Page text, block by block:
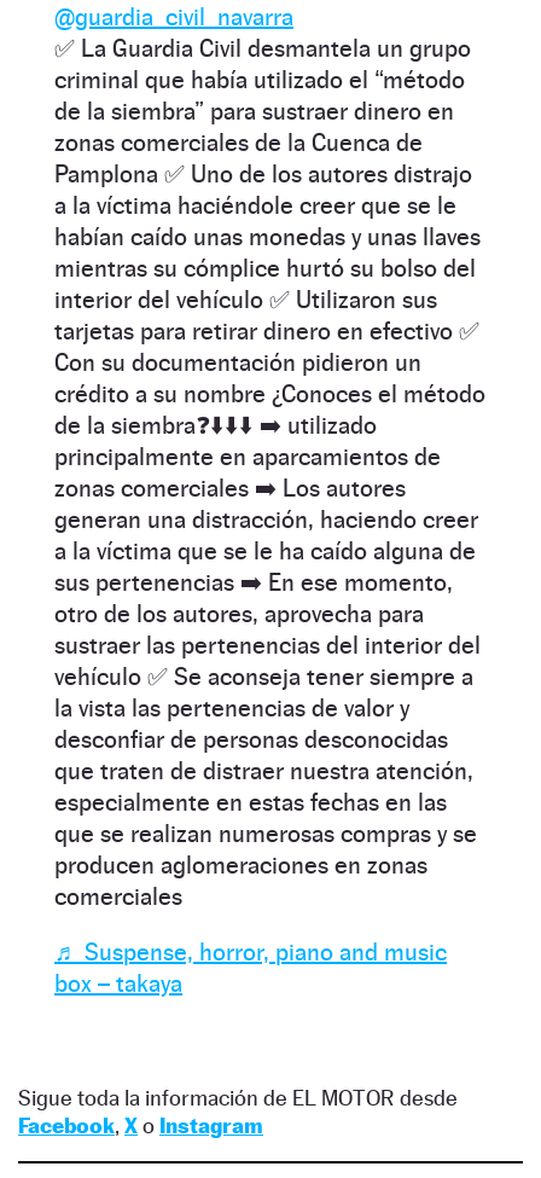
@guardia_civil_navarra
✅ La Guardia Civil desmantela un grupo
criminal que había utilizado el “método
de la siembra” para sustraer dinero en
zonas comerciales de la Cuenca de
Pamplona ✅ Uno de los autores distrajo
a la víctima haciéndole creer que se le
habían caído unas monedas y unas llaves
mientras su cómplice hurtó su bolso del
interior del vehículo ✅ Utilizaron sus
tarjetas para retirar dinero en efectivo ✅
Con su documentación pidieron un
crédito a su nombre ¿Conoces el método
de la siembra❓⬇️⬇️⬇️ ➡️ utilizado
principalmente en aparcamientos de
zonas comerciales ➡️ Los autores
generan una distracción, haciendo creer
a la víctima que se le ha caído alguna de
sus pertenencias ➡️ En ese momento,
otro de los autores, aprovecha para
sustraer las pertenencias del interior del
vehículo ✅ Se aconseja tener siempre a
la vista las pertenencias de valor y
desconfiar de personas desconocidas
que traten de distraer nuestra atención,
especialmente en estas fechas en las
que se realizan numerosas compras y se
producen aglomeraciones en zonas
comerciales
♬ Suspense, horror, piano and music
box – takaya
Sigue toda la información de EL MOTOR desde
Facebook, Xo Instagram